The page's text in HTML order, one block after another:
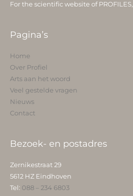
For the scientific website of PROFILES,
Pagina’s
Home
Over Profiel
Arts aan het woord
Veel gestelde vragen
Nieuws
Contact
Bezoek- en postadres
Zernikestraat 29
5612 HZ Eindhoven
Tel: 088 – 234 6803